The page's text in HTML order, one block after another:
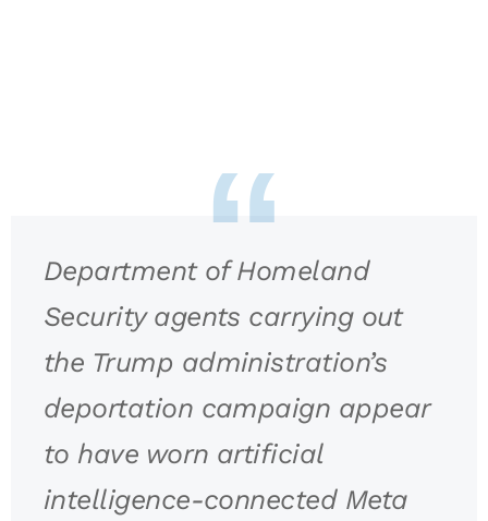
Department of Homeland
Security agents carrying out
the Trump administration’s
deportation campaign appear
to have worn artificial
intelligence-connected Meta